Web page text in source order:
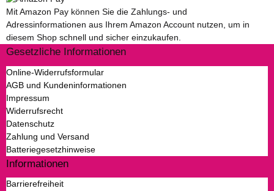
Mit Amazon Pay können Sie die Zahlungs- und
Adressinformationen aus Ihrem Amazon Account nutzen, um in
diesem Shop schnell und sicher einzukaufen.
Gesetzliche Informationen
Online-Widerrufsformular
AGB und Kundeninformationen
Impressum
Widerrufsrecht
Datenschutz
Zahlung und Versand
Batteriegesetzhinweise
Informationen
Barrierefreiheit